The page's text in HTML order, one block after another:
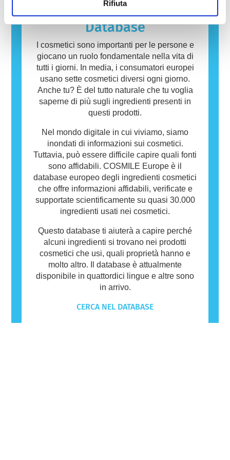
Rifiuta
possono contenere ingredienti che potrebbero
risultare allergenici per alcune persone. Ciò
non significa che il prodotto non sia sicuro da
utilizzare per gli altri.
Database
I cosmetici sono importanti per le persone e
giocano un ruolo fondamentale nella vita di
tutti i giorni. In media, i consumatori europei
usano sette cosmetici diversi ogni giorno.
Anche tu? È del tutto naturale che tu voglia
saperne di più sugli ingredienti presenti in
questi prodotti.
Nel mondo digitale in cui viviamo, siamo
inondati di informazioni sui cosmetici.
Tuttavia, può essere difficile capire quali fonti
sono affidabili. COSMILE Europe è il
database europeo degli ingredienti cosmetici
che offre informazioni affidabili, verificate e
supportate scientificamente su quasi 30.000
ingredienti usati nei cosmetici.
Questo database ti aiuterà a capire perché
alcuni ingredienti si trovano nei prodotti
cosmetici che usi, quali proprietà hanno e
molto altro. Il database è attualmente
disponibile in quattordici lingue e altre sono
in arrivo.
CERCA NEL DATABASE